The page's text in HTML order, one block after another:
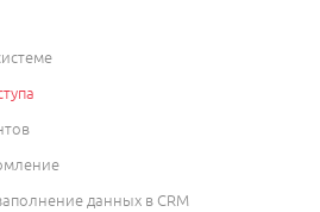
данных в CRM